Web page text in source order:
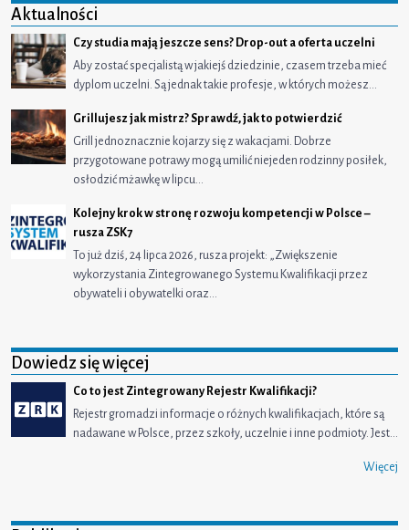
Aktualności
Czy studia mają jeszcze sens? Drop-out a oferta uczelni
Aby zostać specjalistą w jakiejś dziedzinie, czasem trzeba mieć
dyplom uczelni. Są jednak takie profesje, w których możesz…
Grillujesz jak mistrz? Sprawdź, jak to potwierdzić
Grill jednoznacznie kojarzy się z wakacjami. Dobrze
przygotowane potrawy mogą umilić niejeden rodzinny posiłek,
osłodzić mżawkę w lipcu…
Kolejny krok w stronę rozwoju kompetencji w Polsce –
rusza ZSK7
To już dziś, 24 lipca 2026, rusza projekt: „Zwiększenie
wykorzystania Zintegrowanego Systemu Kwalifikacji przez
obywateli i obywatelki oraz…
Dowiedz się więcej
Co to jest Zintegrowany Rejestr Kwalifikacji?
Rejestr gromadzi informacje o różnych kwalifikacjach, które są
nadawane w Polsce, przez szkoły, uczelnie i inne podmioty. Jest…
Więcej